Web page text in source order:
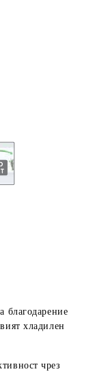
благодарение
хладилен
чрез